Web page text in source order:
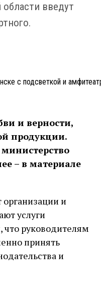
введут
и верности,
продукции.
– в материале
и
услуги
что руководителям
принять
и